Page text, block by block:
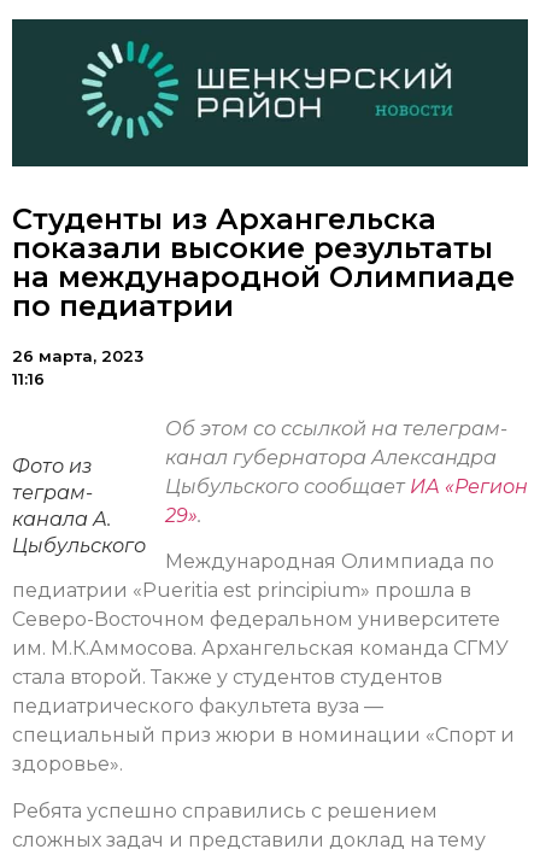
Студенты из Архангельска
показали высокие результаты
на международной Олимпиаде
по педиатрии
26 марта, 2023
11:16
Фото из
теграм-
канала А.
Цыбульского
Об этом со ссылкой на телеграм-
канал губернатора Александра
Цыбульского сообщает ИА «Регион
29».
Международная Олимпиада по
педиатрии «Pueritia est principium» прошла в
Северо-Восточном федеральном университете
им. М.К.Аммосова. Архангельская команда СГМУ
стала второй. Также у студентов студентов
педиатрического факультета вуза —
специальный приз жюри в номинации «Спорт и
здоровье».
Ребята успешно справились с решением
сложных задач и представили доклад на тему